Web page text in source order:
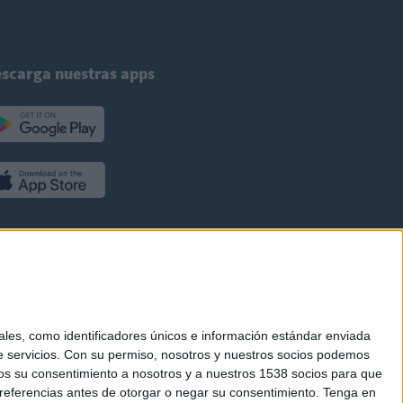
como identificadores únicos e información estándar enviada
servicios. Con su permiso, nosotros y nuestros socios podemos
su consentimiento a nosotros y a nuestros 1538 socios para que
antes de otorgar o negar su consentimiento. Tenga en
nuestras apps